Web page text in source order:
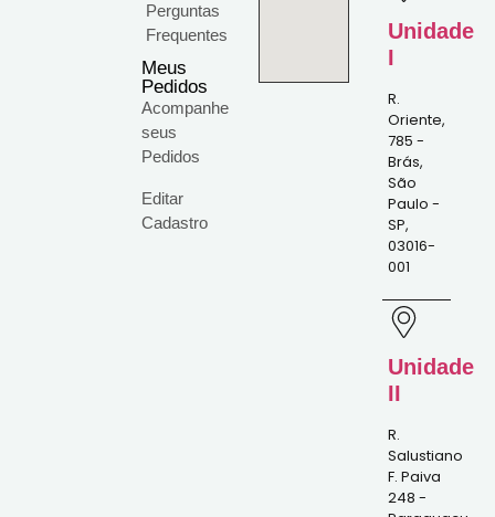
Perguntas
Frequentes
Meus
Pedidos
Acompanhe
seus
Pedidos
Editar
Cadastro
Unidade
I
R.
Oriente,
785 -
Brás,
São
Paulo -
SP,
03016-
001
Unidade
II
R.
Salustiano
F. Paiva
248 -